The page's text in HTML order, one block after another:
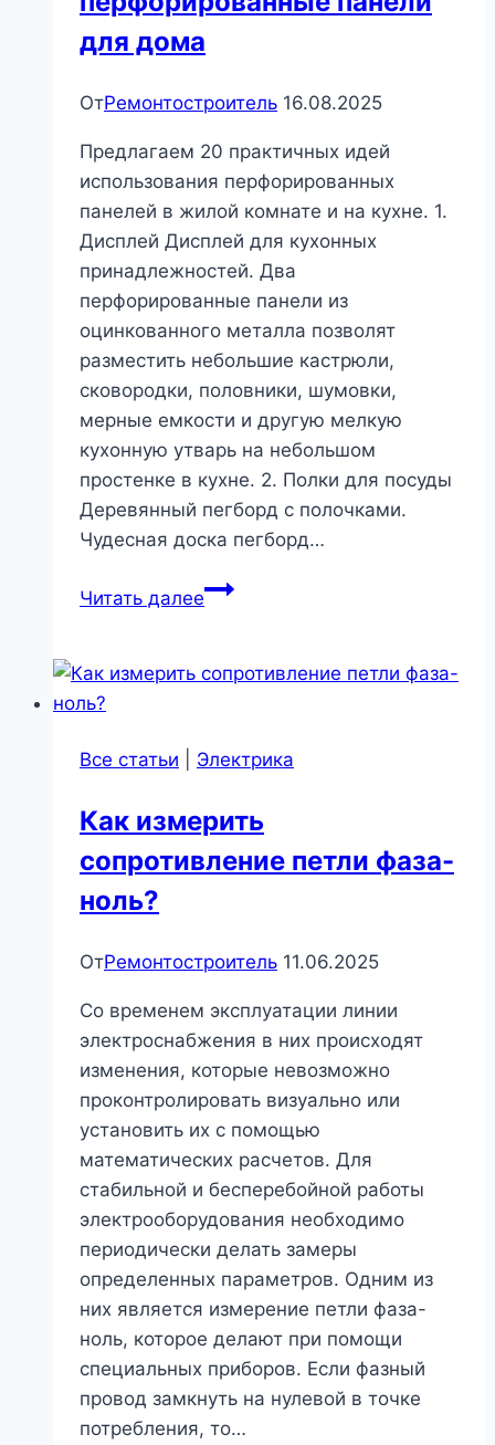
для дома
ОтРемонтостроитель 16.08.2025
Предлагаем 20 практичных идей
использования перфорированных
панелей в жилой комнате и на кухне. 1.
Дисплей Дисплей для кухонных
принадлежностей. Два
перфорированные панели из
оцинкованного металла позволят
разместить небольшие кастрюли,
сковородки, половники, шумовки,
мерные емкости и другую мелкую
кухонную утварь на небольшом
простенке в кухне. 2. Полки для посуды
Деревянный пегборд с полочками.
Чудесная доска пегборд…
Читать далееФункциональные
для
Все статьи Электрика
Как измерить
сопротивление петли фаза-
ноль?
ОтРемонтостроитель 11.06.2025
Со временем эксплуатации линии
электроснабжения в них происходят
изменения, которые невозможно
проконтролировать визуально или
установить их с помощью
математических расчетов. Для
стабильной и бесперебойной работы
электрооборудования необходимо
периодически делать замеры
определенных параметров. Одним из
них является измерение петли фаза-
ноль, которое делают при помощи
специальных приборов. Если фазный
провод замкнуть на нулевой в точке
потребления, то…